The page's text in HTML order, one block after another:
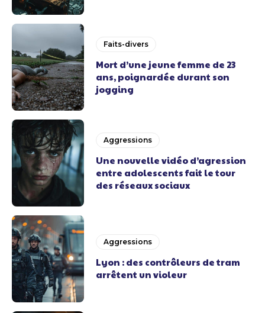
Faits-divers
Mort d’une jeune femme de 23
ans, poignardée durant son
jogging
Aggressions
Une nouvelle vidéo d’agression
entre adolescents fait le tour
des réseaux sociaux
Aggressions
Lyon : des contrôleurs de tram
arrêtent un violeur